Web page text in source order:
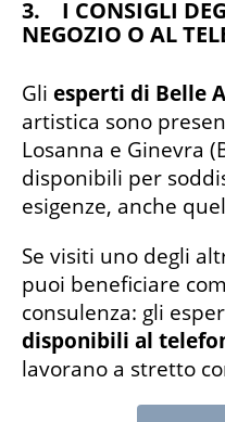
3. I CONSIGLI
NEGOZIO O AL
Gli esperti di Belle
artistica sono
Losanna e Ginevra
disponibili per
esigenze, anche
Se visiti uno degli
puoi beneficiare
consulenza: gli
disponibili al
lavorano a stretto